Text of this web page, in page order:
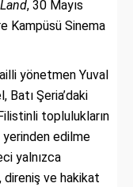
, 30 Mayıs
Kampüsü Sinema
yönetmen Yuval
Şeria’daki
toplulukların
yerinden edilme
yalnızca
direniş ve hakikat